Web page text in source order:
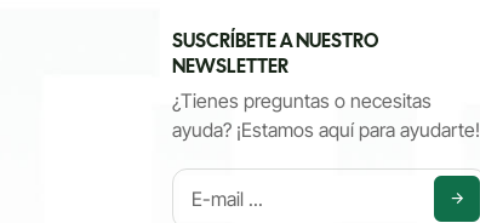
SUSCRÍBETE A NUESTRO
NEWSLETTER
¿Tienes preguntas o necesitas
ayuda? ¡Estamos aquí para ayudarte!